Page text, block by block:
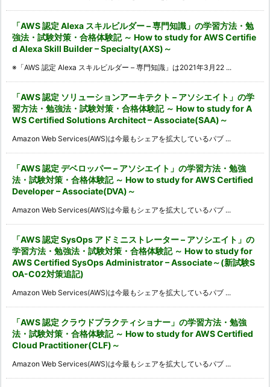
「AWS 認定 Alexa スキルビルダー – 専門知識」の学習方法・勉
強法・試験対策・合格体験記 ～ How to study for AWS Certifie
d Alexa Skill Builder – Specialty(AXS)～
※「AWS 認定 Alexa スキルビルダー – 専門知識」は2021年3月22 ...
「AWS 認定 ソリューションアーキテクト – アソシエイト」の学
習方法・勉強法・試験対策・合格体験記 ～ How to study for A
WS Certified Solutions Architect – Associate(SAA)～
Amazon Web Services(AWS)は今最もシェアを拡大しているパブ ...
「AWS 認定 デベロッパー – アソシエイト」の学習方法・勉強
法・試験対策・合格体験記 ～ How to study for AWS Certified
Developer – Associate(DVA)～
Amazon Web Services(AWS)は今最もシェアを拡大しているパブ ...
「AWS 認定 SysOps アドミニストレーター – アソシエイト」の
学習方法・勉強法・試験対策・合格体験記 ～ How to study for
AWS Certified SysOps Administrator – Associate～(新試験S
OA-C02対策追記)
Amazon Web Services(AWS)は今最もシェアを拡大しているパブ ...
「AWS 認定 クラウドプラクティショナー」の学習方法・勉強
法・試験対策・合格体験記 ～ How to study for AWS Certified
Cloud Practitioner(CLF)～
Amazon Web Services(AWS)は今最もシェアを拡大しているパブ ...